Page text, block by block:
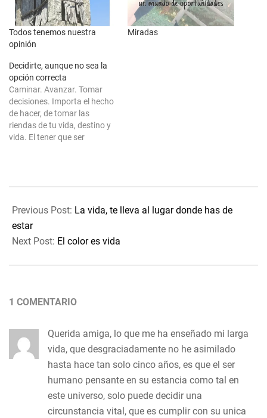
Todos tenemos nuestra
opinión
Miradas
Decidirte, aunque no sea la
opción correcta
Caminar. Avanzar. Tomar
decisiones. Importa el hecho
de hacer, de tomar las
riendas de tu vida, destino y
vida. El tener que ser
responsable de tus actos, y
cabo no es lo complicado.
Pero…
06-
30
Previous Post: La vida, te lleva al lugar donde has de
estar
Next Post: El color es vida
1 COMENTARIO
Querida amiga, lo que me ha enseñado mi larga
vida, que desgraciadamente no he asimilado
hasta hace tan solo cinco años, es que el ser
humano pensante en su estancia como tal en
este universo, solo puede decidir una
circunstancia vital, que es cumplir con su unica